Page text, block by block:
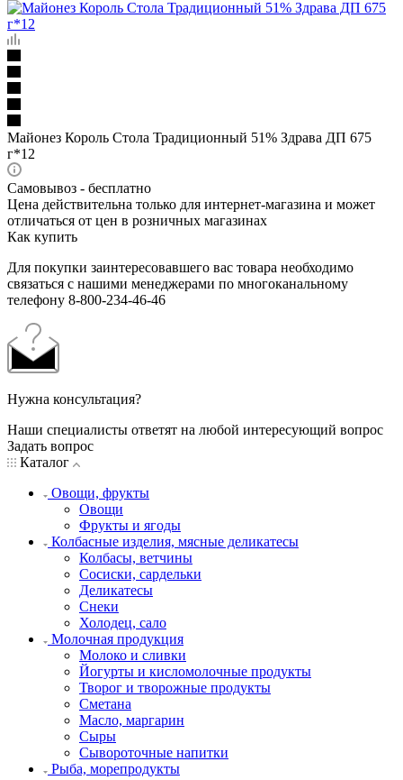
Майонез Король Стола Традиционный 51% Здрава ДП 675
г*12
Самовывоз - бесплатно
Цена действительна только для интернет-магазина и может
отличаться от цен в розничных магазинах
Как купить
Для покупки заинтересовавшего вас товара необходимо
связаться с нашими менеджерами по многоканальному
телефону 8-800-234-46-46
Нужна консультация?
Наши специалисты ответят на любой интересующий вопрос
Задать вопрос
Каталог
Овощи, фрукты
Овощи
Фрукты и ягоды
Колбасные изделия, мясные деликатесы
Колбасы, ветчины
Сосиски, сардельки
Деликатесы
Снеки
Холодец, сало
Молочная продукция
Молоко и сливки
Йогурты и кисломолочные продукты
Творог и творожные продукты
Сметана
Масло, маргарин
Сыры
Сывороточные напитки
Рыба, морепродукты